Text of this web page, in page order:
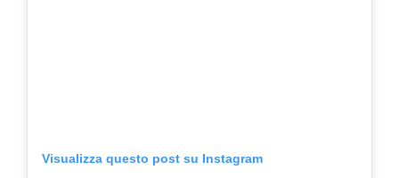
Visualizza questo post su Instagram